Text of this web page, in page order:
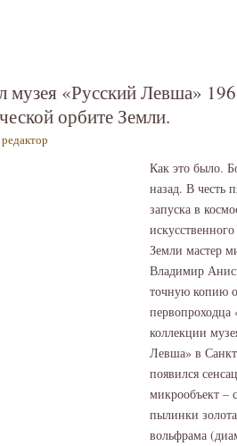
музея «Русский Левша»
орбите Земли.
редактор
Как это было.
назад. В честь
запуска в
Земли мастер
Владимир
точную копию
коллекции
Левша» в
появился
микрообъект –
пылинки
вольфрама